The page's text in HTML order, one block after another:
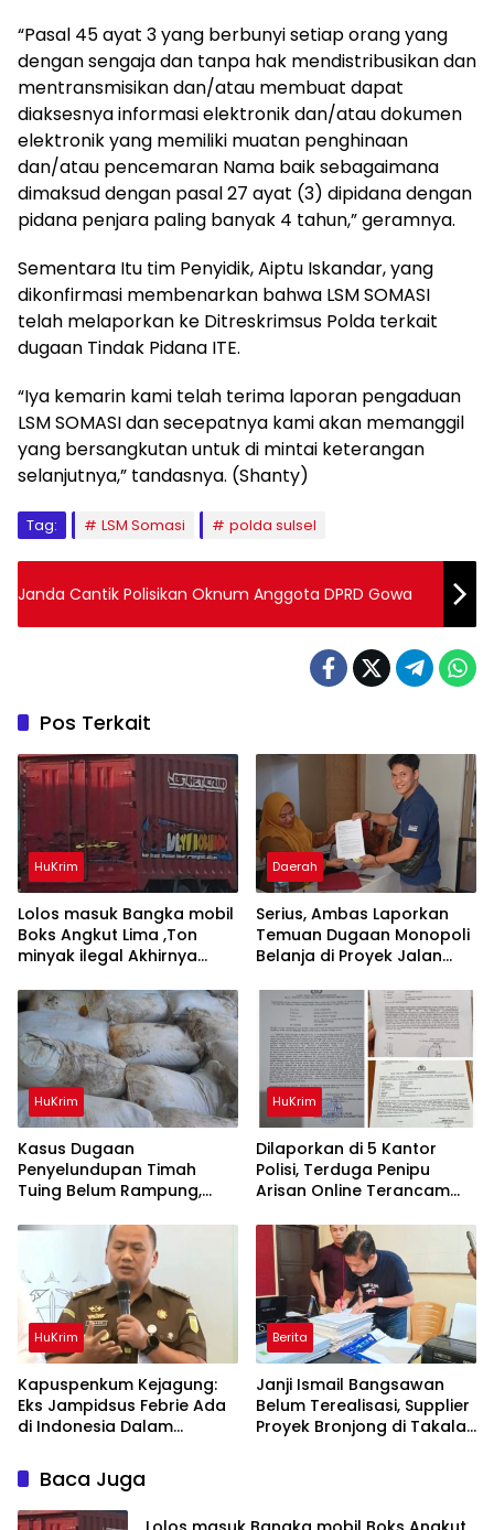
“Pasal 45 ayat 3 yang berbunyi setiap orang yang
dengan sengaja dan tanpa hak mendistribusikan dan
mentransmisikan dan/atau membuat dapat
diaksesnya informasi elektronik dan/atau dokumen
elektronik yang memiliki muatan penghinaan
dan/atau pencemaran Nama baik sebagaimana
dimaksud dengan pasal 27 ayat (3) dipidana dengan
pidana penjara paling banyak 4 tahun,” geramnya.
Sementara Itu tim Penyidik, Aiptu Iskandar, yang
dikonfirmasi membenarkan bahwa LSM SOMASI
telah melaporkan ke Ditreskrimsus Polda terkait
dugaan Tindak Pidana ITE.
“Iya kemarin kami telah terima laporan pengaduan
LSM SOMASI dan secepatnya kami akan memanggil
yang bersangkutan untuk di mintai keterangan
selanjutnya,” tandasnya. (Shanty)
Tag: LSM Somasi polda sulsel
Janda Cantik Polisikan Oknum Anggota DPRD Gowa
Pos Terkait
HuKrim
Lolos masuk Bangka mobil
Boks Angkut Lima ,Ton
minyak ilegal Akhirnya
Daerah
Serius, Ambas Laporkan
‎Temuan Dugaan Monopoli
Belanja di Proyek Jalan
HuKrim
Kasus Dugaan
Penyelundupan Timah
Tuing Belum Rampung,
Dalam Informasi
HuKrim
Dilaporkan di 5 Kantor
Polisi, Terduga Penipu
Arisan Online Terancam
denda Rp.500 Juta
HuKrim
Kapuspenkum Kejagung:
Eks Jampidsus Febrie Ada
di Indonesia Dalam
Berita
Janji Ismail Bangsawan
Belum Terealisasi, Supplier
Proyek Bronjong di Takalar
Baca Juga